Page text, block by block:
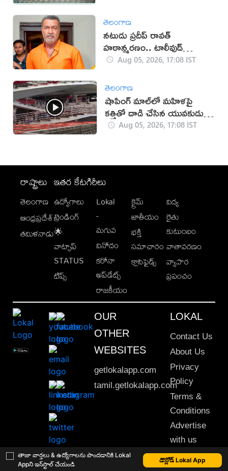
తాజా వార్తలు & ఉద్యోగాలను పొందడానికి Lokal
Appని ఇన్‌స్టాల్ చేయండి
డౌన్లోడ్ Lokal App
తెలంగాణ
నటుడు ప్రదీప్ రావత్
హఠాన్మరణం.. టాలీవుడ్
స్పందనపై విమర్శలు
Aug 05, 2026, 17:08 IST
తెలంగాణ
షాపింగ్ మాల్‌లో మహిళపై
కత్తితో దాడి చేసిన యువకుడు
(వీడియో)
Aug 05, 2026, 17:08 IST
రాష్ట్రాలు
తెలంగాణ
ఆంధ్రప్రదేశ్
తమిళనాడు
ఇతర కేటగిరీలు
ఉద్యోగాలు
ట్రెండింగ్
🌟
వాట్సాప్
STATUS
టిప్స్
Lokal
-
మగువ
వినోదం
కరోనా
అప్‌డేట్స్
రాజకీయం
క్రైమ్
జాతీయం
భక్తి
సమాచారం
క్లాసిఫైడ్స్
విద్య
రైతు
కుటుంబం
వాతావరణం
వ్యాపార
ప్రపంచం
OUR
OTHER
WEBSITES
getlokalapp.com
tamil.getlokalapp.com
LOKAL
Contact Us
About Us
Privacy
Policy
Terms &
Conditions
Advertise
with us
Sitemap
This material may not be published, transmitted, rewritten or redistributed. © 2020 Lokal App. All rights reserved.